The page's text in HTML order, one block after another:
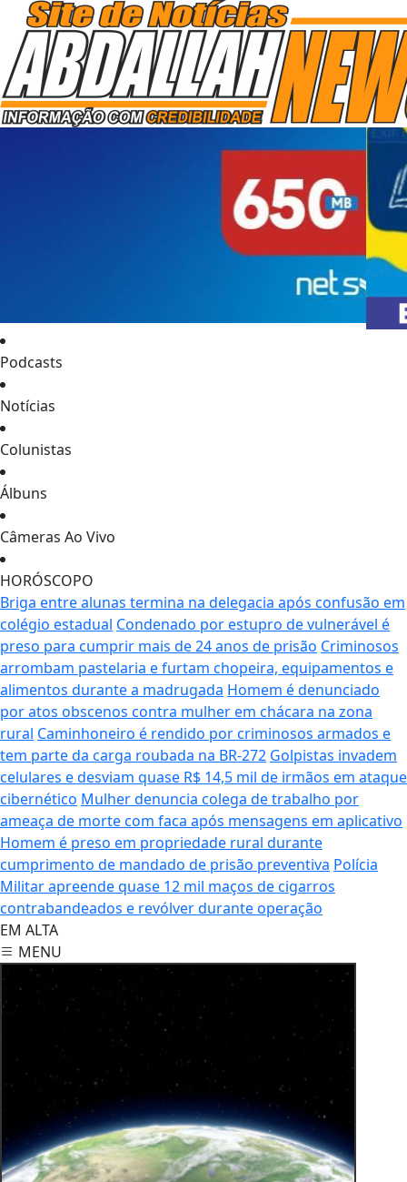
Podcasts
Notícias
Colunistas
Álbuns
Câmeras Ao Vivo
HORÓSCOPO
Briga entre alunas termina na delegacia após confusão em
colégio estadual Condenado por estupro de vulnerável é
preso para cumprir mais de 24 anos de prisão Criminosos
arrombam pastelaria e furtam chopeira, equipamentos e
alimentos durante a madrugada Homem é denunciado
por atos obscenos contra mulher em chácara na zona
rural Caminhoneiro é rendido por criminosos armados e
tem parte da carga roubada na BR-272 Golpistas invadem
celulares e desviam quase R$ 14,5 mil de irmãos em ataque
cibernético Mulher denuncia colega de trabalho por
ameaça de morte com faca após mensagens em aplicativo
Homem é preso em propriedade rural durante
cumprimento de mandado de prisão preventiva Polícia
Militar apreende quase 12 mil maços de cigarros
contrabandeados e revólver durante operação
EM ALTA
MENU